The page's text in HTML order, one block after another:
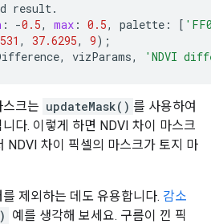
result.
: -0.5, max : 0.5, palette : [
, 37.6295, 9);
, vizParams, 'NDVI
크는 updateMask() 를 사용하여
다. 이렇게 하면 NDVI 차이 마스크
NDVI 차이 픽셀의 마스크가 토지 마
제외하는 데도 유용합니다. 감소
예를 생각해 보세요. 구름이 낀 픽